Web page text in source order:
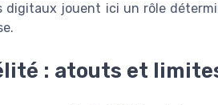
digitaux jouent ici un rôle
: atouts et